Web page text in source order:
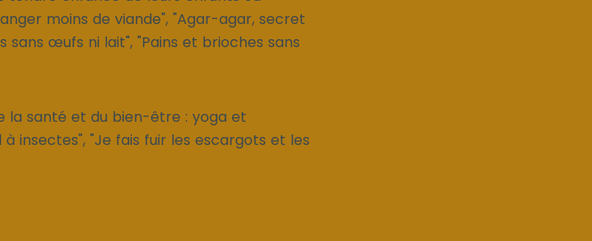
moins de viande", "Agar-agar, secret
sans œufs ni lait", "Pains et brioches sans
la santé et du bien-être : yoga et
insectes", "Je fais fuir les escargots et les